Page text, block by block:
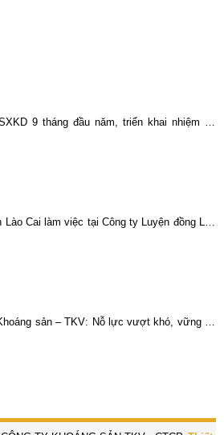
9 tháng đầu năm, triển khai nhiệm vụ
Cai làm việc tại Công ty Luyện đồng Lào
sản – TKV: Nỗ lực vượt khó, vững tin